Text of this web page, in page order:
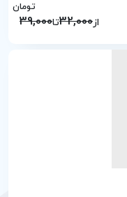
از32,000تا39,000
تومان